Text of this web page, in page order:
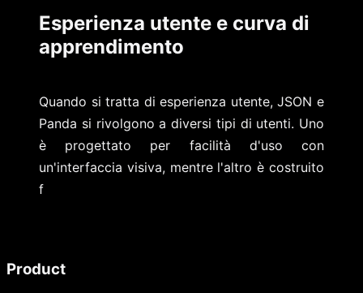
Esperienza utente e curva di
apprendimento
Quando si tratta di esperienza utente, JSON e
Panda si rivolgono a diversi tipi di utenti. Uno
è progettato per facilità d'uso con
un'interfaccia visiva, mentre l'altro è costruito
f
Product